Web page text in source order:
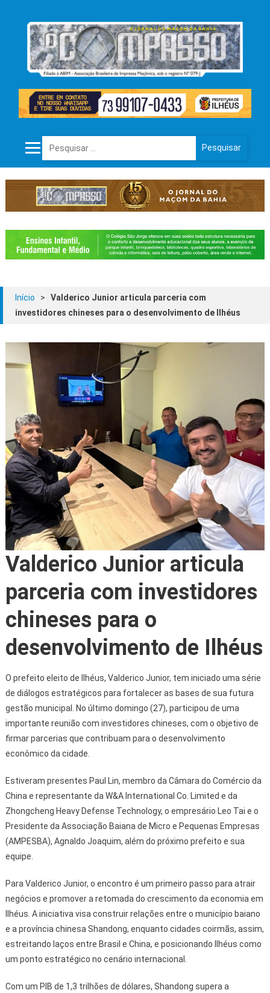
Pesquisar por:
Início >
Valderico Junior articula parceria com
investidores chineses para o desenvolvimento de Ilhéus
Valderico Junior articula
parceria com investidores
chineses para o
desenvolvimento de Ilhéus
O prefeito eleito de Ilhéus, Valderico Junior, tem iniciado uma série
de diálogos estratégicos para fortalecer as bases de sua futura
gestão municipal. No último domingo (27), participou de uma
importante reunião com investidores chineses, com o objetivo de
firmar parcerias que contribuam para o desenvolvimento
econômico da cidade.
Estiveram presentes Paul Lin, membro da Câmara do Comércio da
China e representante da W&A International Co. Limited e da
Zhongcheng Heavy Defense Technology, o empresário Leo Tai e o
Presidente da Associação Baiana de Micro e Pequenas Empresas
(AMPESBA), Agnaldo Joaquim, além do próximo prefeito e sua
equipe.
Para Valderico Junior, o encontro é um primeiro passo para atrair
negócios e promover a retomada do crescimento da economia em
Ilhéus. A iniciativa visa construir relações entre o município baiano
e a província chinesa Shandong, enquanto cidades coirmãs, assim,
estreitando laços entre Brasil e China, e posicionando Ilhéus como
um ponto estratégico no cenário internacional.
Com um PIB de 1,3 trilhões de dólares, Shandong supera a